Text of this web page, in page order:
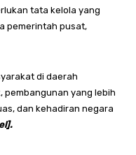
tata kelola yang
pemerintah pusat,
di daerah
pembangunan yang lebih
dan kehadiran negara